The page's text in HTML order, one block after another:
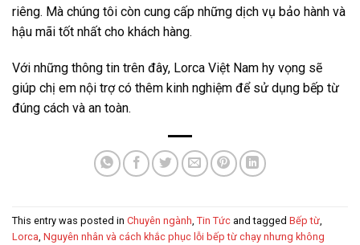
riêng. Mà chúng tôi còn cung cấp những dịch vụ bảo hành và
hậu mãi tốt nhất cho khách hàng.
Với những thông tin trên đây, Lorca Việt Nam hy vọng sẽ
giúp chị em nội trợ có thêm kinh nghiệm để sử dụng bếp từ
đúng cách và an toàn.
This entry was posted in Chuyên ngành Tin Tức and tagged Bếp từ
Lorca Nguyên nhân và cách khắc phục lỗi bếp từ chạy nhưng không